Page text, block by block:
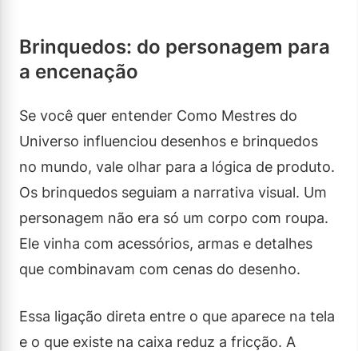
Brinquedos: do personagem para
a encenação
Se você quer entender Como Mestres do
Universo influenciou desenhos e brinquedos
no mundo, vale olhar para a lógica de produto.
Os brinquedos seguiam a narrativa visual. Um
personagem não era só um corpo com roupa.
Ele vinha com acessórios, armas e detalhes
que combinavam com cenas do desenho.
Essa ligação direta entre o que aparece na tela
e o que existe na caixa reduz a fricção. A